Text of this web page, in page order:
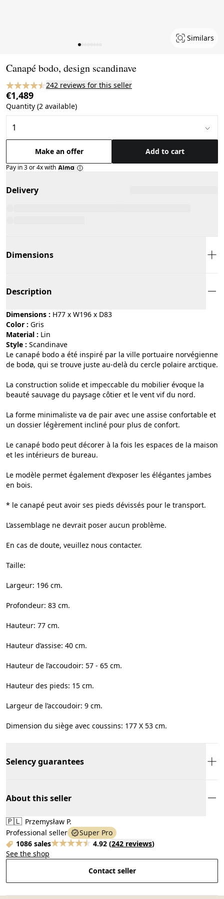
Similars
Canapé bodo, design scandinave
242 reviews for this seller
€1,489
Quantity (2 available)
Make an offer Add to cart
Pay in 3 or 4x with
Delivery
Dimensions
Description
Dimensions : H77 x W196 x D83
Color :
gris
Material :
lin
Style :
scandinave
Le canapé bodo a été inspiré par la ville portuaire norvégienne
de bodø, qui se trouve juste au-delà du cercle polaire arctique.
La construction solide et impeccable du mobilier évoque la
beauté sauvage du paysage côtier et le vent vif du nord.
La forme minimaliste va de pair avec une assise confortable et
un dossier légèrement incliné pour plus de confort.
Le canapé bodo peut décorer à la fois les espaces de la maison
et les intérieurs de bureau.
Le modèle permet également d’exposer les élégantes jambes
en bois.
* le canapé peut avoir ses pieds dévissés pour le transport.
L’assemblage ne devrait poser aucun problème.
En cas de doute, veuillez nous contacter.
Taille:
Largeur: 196 cm.
Profondeur: 83 cm.
Hauteur: 77 cm.
Hauteur d’assise: 40 cm.
Hauteur de l’accoudoir: 57 - 65 cm.
Hauteur des pieds: 15 cm.
Largeur de l’accoudoir: 9 cm.
Dimension du siège avec coussins: 177 X 53 cm.
Selency guarantees
About this seller
🇵🇱 Przemysław P.
Professional seller
Super Pro
1086 sales
4.92 (242 reviews)
See the shop
Contact seller